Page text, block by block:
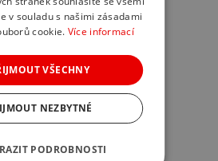
v souladu s našimi zásadami
cookie. Více informací
VŠECHNY
NEZBYTNÉ
PODROBNOSTI